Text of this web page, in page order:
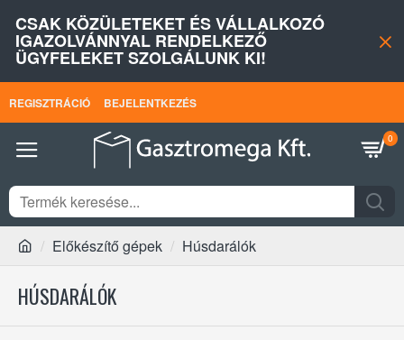
CSAK KÖZÜLETEKET ÉS VÁLLALKOZÓ
IGAZOLVÁNNYAL RENDELKEZŐ
ÜGYFELEKET SZOLGÁLUNK KI!
REGISZTRÁCIÓ BEJELENTKEZÉS
0
Előkészítő gépek Húsdarálók
HÚSDARÁLÓK